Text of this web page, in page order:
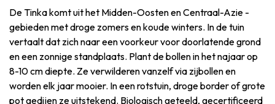
De Tinka komt uit het Midden-Oosten en Centraal-Azie -
gebieden met droge zomers en koude winters. In de tuin
vertaalt dat zich naar een voorkeur voor doorlatende grond
en een zonnige standplaats. Plant de bollen in het najaar op
8-10 cm diepte. Ze verwilderen vanzelf via zijbollen en
worden elk jaar mooier. In een rotstuin, droge border of grote
pot gedijen ze uitstekend. Biologisch geteeld, gecertificeerd